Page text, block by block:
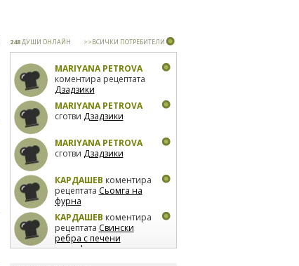
248ДУШИ ОНЛАЙН >>ВСИЧКИ ПОТРЕБИТЕЛИ
MARIYANA PETROVA
коментира рецептата
Дзадзики
MARIYANA PETROVA
сготви Дзадзики
MARIYANA PETROVA
сготви Дзадзики
КАРДАШЕВ коментира
рецептата Сьомга на
фурна
КАРДАШЕВ коментира
рецептата Свински
ребра с печени
картофи